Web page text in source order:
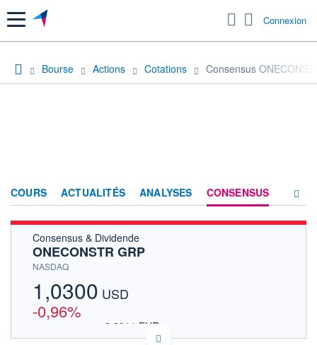
Menu Connexion
Bourse Actions Cotations Consensus
COURS ACTUALITÉS ANALYSES CONSENSUS
Consensus & Dividende
ONECONSTR GRP
NASDAQ
1,0300 USD
-0,96%
0,8911 EUR
INDICE DE RÉFÉRENCE NASDAQ COMPOSITE